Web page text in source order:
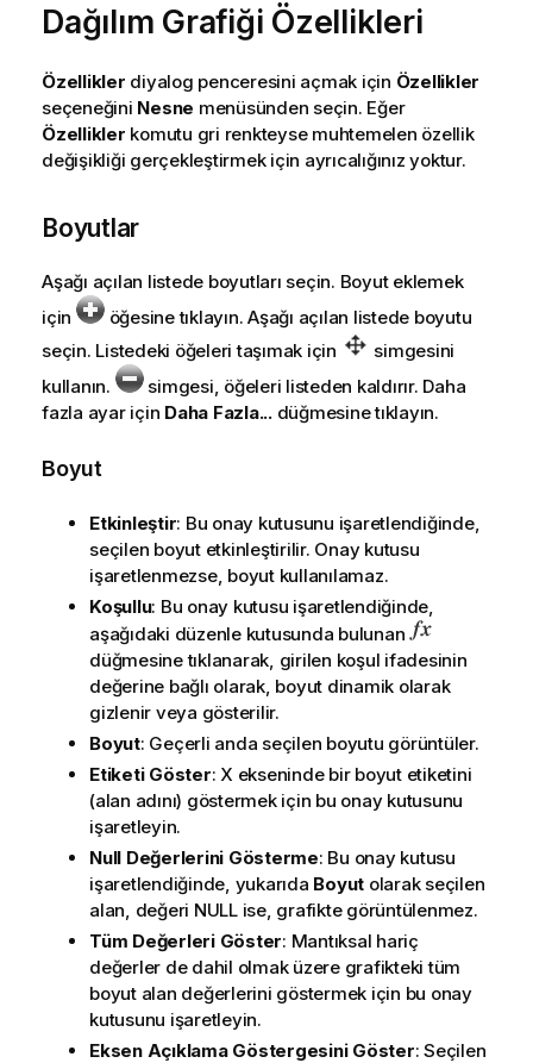
Dağılım Grafiği Özellikleri
Özellikler diyalog penceresini açmak için Özellikler
seçeneğini Nesne menüsünden seçin. Eğer
Özellikler komutu gri renkteyse muhtemelen özellik
değişikliği gerçekleştirmek için ayrıcalığınız yoktur.
Boyutlar
Aşağı açılan listede boyutları seçin. Boyut eklemek
için
öğesine tıklayın. Aşağı açılan listede boyutu
seçin. Listedeki öğeleri taşımak için
simgesini
kullanın.
simgesi, öğeleri listeden kaldırır. Daha
fazla ayar için Daha Fazla...düğmesine tıklayın.
Boyut
Etkinleştir: Bu onay kutusunu işaretlendiğinde,
seçilen boyut etkinleştirilir. Onay kutusu
işaretlenmezse, boyut kullanılamaz.
Koşullu: Bu onay kutusu işaretlendiğinde,
aşağıdaki düzenle kutusunda bulunan
düğmesine tıklanarak, girilen koşul ifadesinin
değerine bağlı olarak, boyut dinamik olarak
gizlenir veya gösterilir.
Boyut: Geçerli anda seçilen boyutu görüntüler.
Etiketi Göster: X ekseninde bir boyut etiketini
(alan adını) göstermek için bu onay kutusunu
işaretleyin.
Null Değerlerini Gösterme: Bu onay kutusu
işaretlendiğinde, yukarıda Boyut olarak seçilen
alan, değeri NULL ise, grafikte görüntülenmez.
Tüm Değerleri Göster: Mantıksal hariç
değerler de dahil olmak üzere grafikteki tüm
boyut alan değerlerini göstermek için bu onay
kutusunu işaretleyin.
Eksen Açıklama Göstergesini Göster: Seçilen